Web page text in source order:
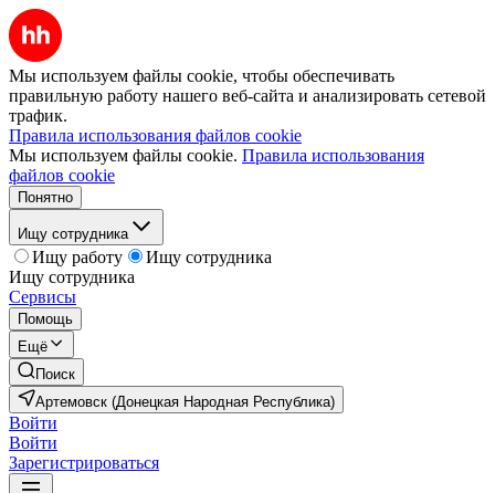
Мы используем файлы cookie, чтобы обеспечивать
правильную работу нашего веб-сайта и анализировать сетевой
трафик.
Правила использования файлов cookie
Мы используем файлы cookie. Правила использования
файлов cookie
Понятно
Ищу сотрудника
Ищу работу
Ищу сотрудника
Ищу сотрудника
Сервисы
Помощь
Ещё
Поиск
Артемовск (Донецкая Народная Республика)
Войти
Войти
Зарегистрироваться